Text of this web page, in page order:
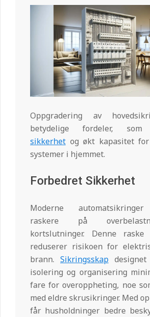
Oppgradering av
betydelige fordeler, som
sikkerhet og økt kapasitet
systemer i hjemmet.
Forbedret Sikkerhet
Moderne
raskere på
kortslutninger. Denne raske
reduserer risikoen for
brann. Sikringsskap
isolering og organisering
fare for overoppheting, noe
med eldre skrusikringer. Med
får husholdninger bedre